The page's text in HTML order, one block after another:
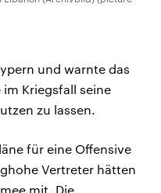
und warnte das
im Kriegsfall seine
zu lassen.
für eine Offensive
Vertreter hätten
mit. Die